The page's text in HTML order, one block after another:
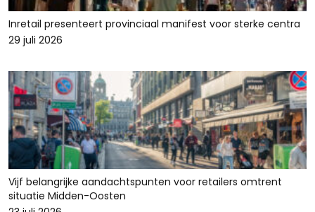
Inretail presenteert provinciaal manifest voor sterke centra
29 juli 2026
Vijf belangrijke aandachtspunten voor retailers omtrent
situatie Midden-Oosten